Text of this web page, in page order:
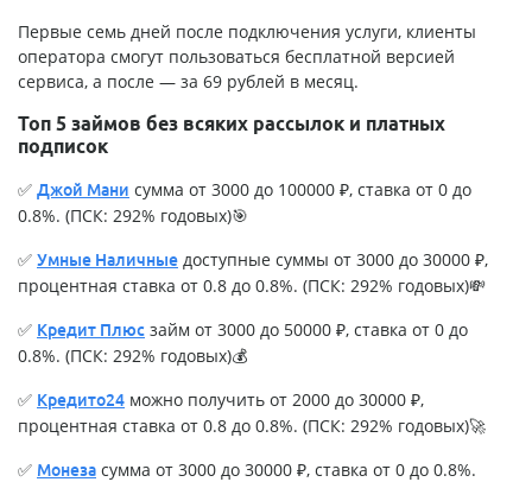
Первые семь дней после подключения услуги, клиенты
оператора смогут пользоваться бесплатной версией
сервиса, а после — за 69 рублей в месяц.
Топ 5 займов без всяких рассылок и платных
подписок
✅ Джой Мани сумма от 3000 до 100000 ₽, ставка от 0 до
0.8%. (ПСК: 292% годовых)🎯
✅ Умные Наличные доступные суммы от 3000 до 30000 ₽,
процентная ставка от 0.8 до 0.8%. (ПСК: 292% годовых)💸
✅ Кредит Плюс займ от 3000 до 50000 ₽, ставка от 0 до
0.8%. (ПСК: 292% годовых)💰
✅ Кредито24 можно получить от 2000 до 30000 ₽,
процентная ставка от 0.8 до 0.8%. (ПСК: 292% годовых)🚀
✅ Монеза сумма от 3000 до 30000 ₽, ставка от 0 до 0.8%.